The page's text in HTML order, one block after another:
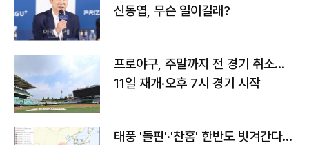
신동엽, 무슨 일이길래?
프로야구, 주말까지 전 경기 취소…
11일 재개·오후 7시 경기 시작
태풍 '돌핀'·'찬홈' 한반도 빗겨간다…